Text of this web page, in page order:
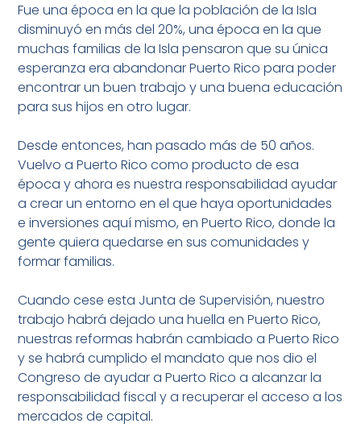
Fue una época en la que la población de la Isla
disminuyó en más del 20%, una época en la que
muchas familias de la Isla pensaron que su única
esperanza era abandonar Puerto Rico para poder
encontrar un buen trabajo y una buena educación
para sus hijos en otro lugar.
Desde entonces, han pasado más de 50 años.
Vuelvo a Puerto Rico como producto de esa
época y ahora es nuestra responsabilidad ayudar
a crear un entorno en el que haya oportunidades
e inversiones aquí mismo, en Puerto Rico, donde la
gente quiera quedarse en sus comunidades y
formar familias.
Cuando cese esta Junta de Supervisión, nuestro
trabajo habrá dejado una huella en Puerto Rico,
nuestras reformas habrán cambiado a Puerto Rico
y se habrá cumplido el mandato que nos dio el
Congreso de ayudar a Puerto Rico a alcanzar la
responsabilidad fiscal y a recuperar el acceso a los
mercados de capital.